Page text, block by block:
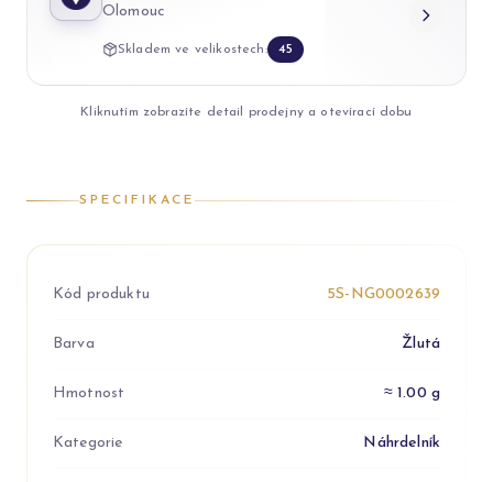
Olomouc
Skladem ve velikostech: 45
Kliknutím zobrazíte detail prodejny a otevírací dobu
SPECIFIKACE
Kód produktu 5S-NG0002639
Barva Žlutá
Hmotnost ≈ 1.00 g
Kategorie Náhrdelník